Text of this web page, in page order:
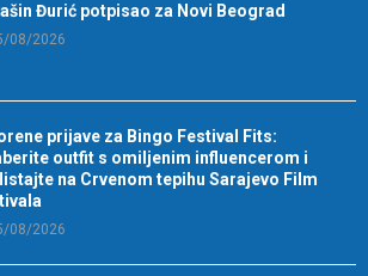
Đurić potpisao za Novi Beograd
08/2026
prijave za Bingo Festival Fits:
outfit s omiljenim influencerom i
na Crvenom tepihu Sarajevo Film
08/2026